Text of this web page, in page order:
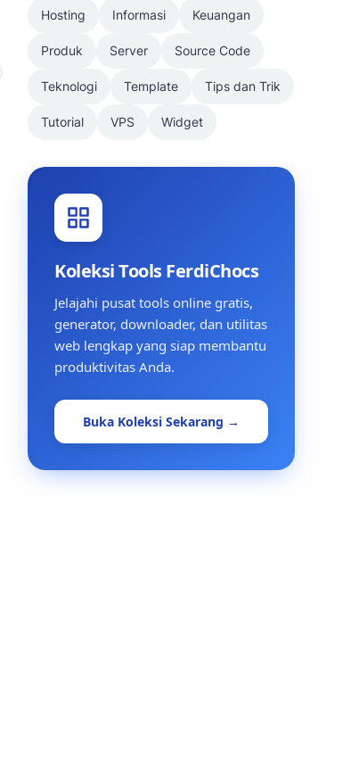
Hosting Informasi Keuangan
Produk Server Source Code
Teknologi Template Tips dan Trik
Tutorial VPS Widget
Koleksi Tools FerdiChocs
Jelajahi pusat tools online gratis,
generator, downloader, dan utilitas
web lengkap yang siap membantu
produktivitas Anda.
Buka Koleksi Sekarang →